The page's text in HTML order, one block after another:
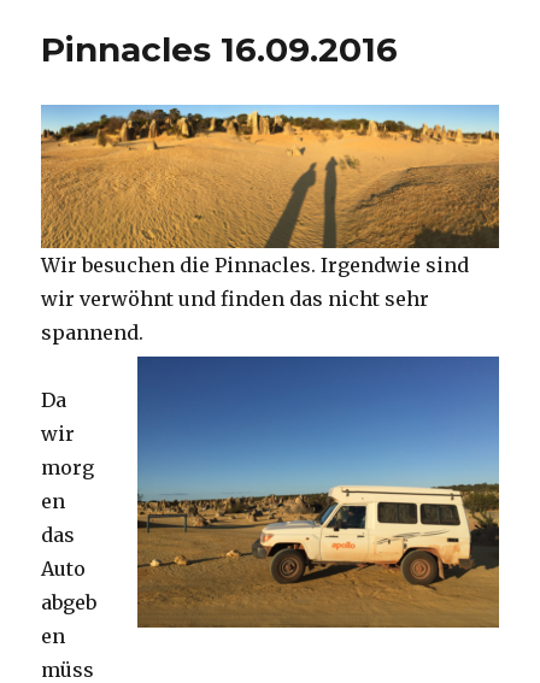
Pinnacles 16.09.2016
Wir besuchen die Pinnacles. Irgendwie sind
wir verwöhnt und finden das nicht sehr
spannend.
Da
wir
morg
en
das
Auto
abgeb
en
müss